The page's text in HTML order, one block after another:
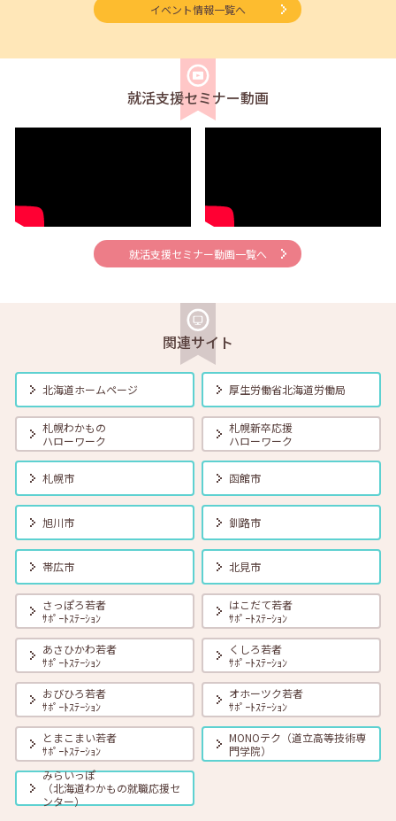
【帯広・対面】6月5日（金）就勝塾 求人票の見方 11:00～11:40
セミナー 在職者 学生
【釧路・対面】6月12日（金）就勝塾 自己分析 13:30～14:30
【オンライン】6月12日（金）就活ストレス４つの解消法 14:00～
14:30
2026年06月01日(月) セミナー 在職者 学生 求職者
在職者
【函館・対面】6月17日（水）就勝塾 採用につながる応募書類の書き
方 13:30～14:30
2026年06月01日(月) 学生 求職者
【帯広・対面】6月19日（金） 就勝塾 会話力アップ～アサーティブ・
コミュニケーション～ 11:00～11:40
学生
【オンライン】6月23日（火）採用につながる応募書類の書き方 14:00
～14:45
2026年06月01日(月) 学生 求職者
【オンライン】6月25日（木）小さな夢からかなえてみよう 14:00～
14:30
イベント情報一覧へ
就活支援セミナー動画
就活支援セミナー動画一覧へ
関連サイト
北海道ホームページ 厚生労働省北海道労働局
札幌わかもの
ハローワーク
札幌新卒応援
ハローワーク
札幌市 函館市
旭川市 釧路市
帯広市 北見市
さっぽろ若者
ｻﾎﾟｰﾄｽﾃｰｼｮﾝ
はこだて若者
ｻﾎﾟｰﾄｽﾃｰｼｮﾝ
あさひかわ若者
ｻﾎﾟｰﾄｽﾃｰｼｮﾝ
くしろ若者
ｻﾎﾟｰﾄｽﾃｰｼｮﾝ
おびひろ若者
ｻﾎﾟｰﾄｽﾃｰｼｮﾝ
オホーツク若者
ｻﾎﾟｰﾄｽﾃｰｼｮﾝ
とまこまい若者
ｻﾎﾟｰﾄｽﾃｰｼｮﾝ
MONOテク（道立高等技術専
門学院）
みらいっぽ
（北海道わかもの就職応援セ
ンター）